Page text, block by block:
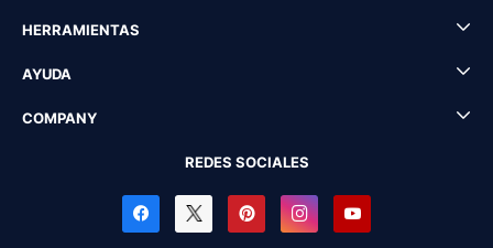
HERRAMIENTAS
AYUDA
COMPANY
REDES SOCIALES